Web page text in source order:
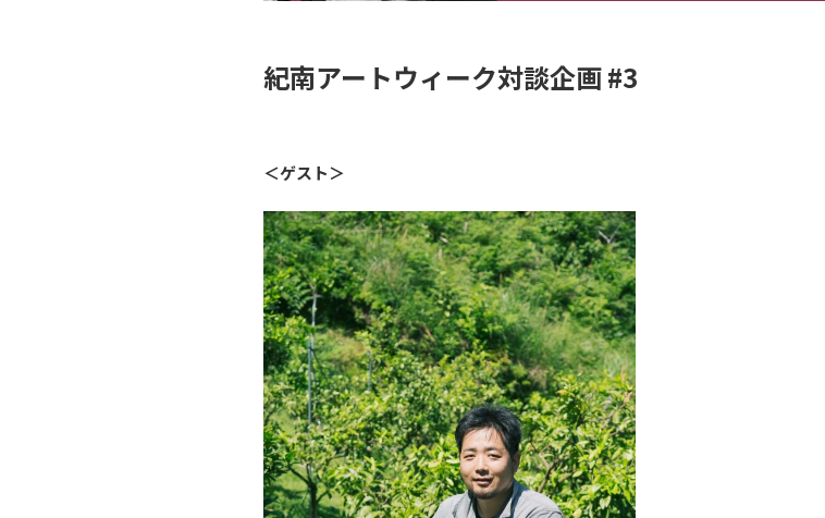
紀南アートウィーク対談企画 #3
＜ゲスト＞